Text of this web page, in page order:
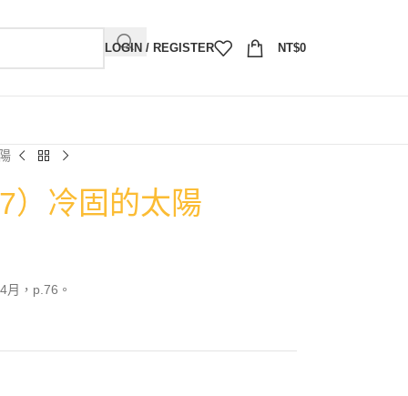
LOGIN / REGISTER NT$0
）冷固的太陽
月，p.76。